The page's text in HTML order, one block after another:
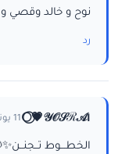
نوح و خالد وقصي و
رد
ا𝒴𝒪𝒮ℛ𝒜💗⃝🌕 11 يونيو 2026
الخطـــوط